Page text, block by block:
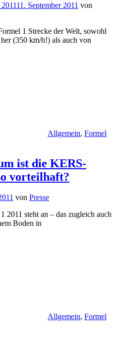
11. September 2011 von
1 Strecke der Welt, sowohl
(350 km/h!) als auch von
Allgemein, Formel
ist die KERS-
vorteilhaft?
von Presse
2011 steht an – das zugleich auch
Boden in
Allgemein, Formel